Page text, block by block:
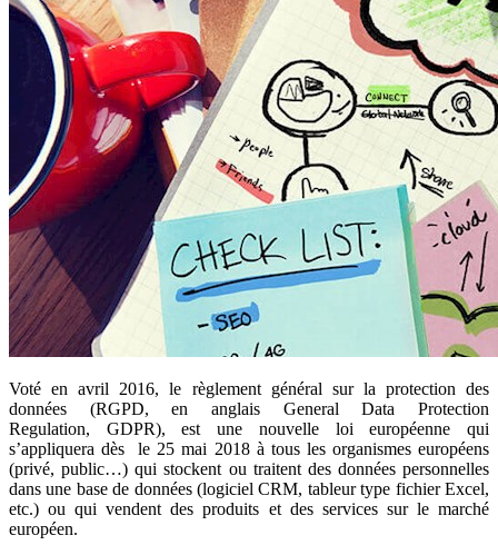
Voté en avril 2016, le règlement général sur la protection des
données (RGPD, en anglais General Data Protection
Regulation, GDPR),est une nouvelle loi européenne qui
s’appliquera dès le 25 mai 2018 à tous les organismes européens
(privé, public…) qui stockent ou traitent des données personnelles
dans une base de données (logiciel CRM, tableur type fichier Excel,
etc.) ou qui vendent des produits et des services sur le marché
européen.